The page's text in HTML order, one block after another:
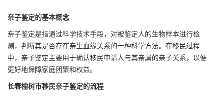
亲子鉴定的基本概念
亲子鉴定是指通过科学技术手段，对被鉴定人的生物样本进行检
测，判断其是否存在亲生血缘关系的一种科学方法。在移民过程
中，亲子鉴定主要用于确认移民申请人与其亲属的亲子关系，以便
更好地保障家庭团聚和权益。
长春榆树市移民亲子鉴定的流程